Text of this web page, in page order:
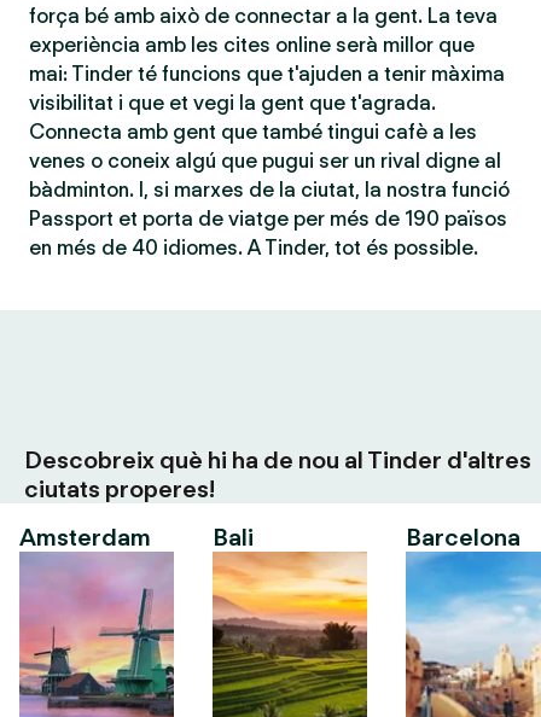
força bé amb això de connectar a la gent. La teva
experiència amb les cites online serà millor que
mai: Tinder té funcions que t'ajuden a tenir màxima
visibilitat i que et vegi la gent que t'agrada.
Connecta amb gent que també tingui cafè a les
venes o coneix algú que pugui ser un rival digne al
bàdminton. I, si marxes de la ciutat, la nostra funció
Passport et porta de viatge per més de 190 països
en més de 40 idiomes. A Tinder, tot és possible.
Descobreix què hi ha de nou al Tinder d'altres
ciutats properes!
Amsterdam
Bali Barcelona